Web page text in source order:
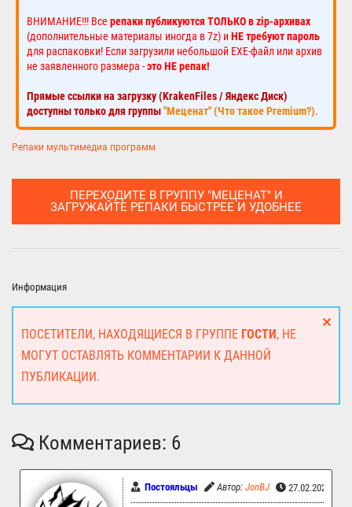
ВНИМАНИЕ!!! Все репаки публикуются ТОЛЬКО в zip-архивах
(дополнительные материалы иногда в 7z) иНЕ требуют пароль
для распаковки! Если загрузили небольшой EXE-файл или архив
не заявленного размера -это НЕ репак!
Прямые ссылки на загрузку (KrakenFiles / Яндекс Диск)
доступны только для группы"Меценат" (Что такое Premium?).
Репаки мультимедиа программ
ПЕРЕХОДИТЕ В ГРУППУ "МЕЦЕНАТ" И
ЗАГРУЖАЙТЕ РЕПАКИ БЫСТРЕЕ И УДОБНЕЕ
Информация
ПОСЕТИТЕЛИ, НАХОДЯЩИЕСЯ В ГРУППЕ ГОСТИ, НЕ
МОГУТ ОСТАВЛЯТЬ КОММЕНТАРИИ К ДАННОЙ
ПУБЛИКАЦИИ.
Комментариев: 6
Постояльцы Автор: JonBJ 27.02.2025